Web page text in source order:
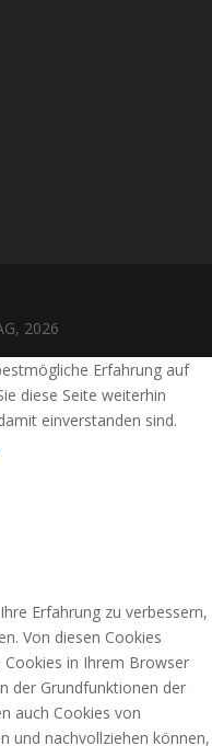
2026
Erfahrung auf
diese Seite weiterhin
einverstanden sind.
Erfahrung zu verbessern,
Von diesen Cookies
in Ihrem Browser
der Grundfunktionen der
auch Cookies von
und nachvollziehen können,